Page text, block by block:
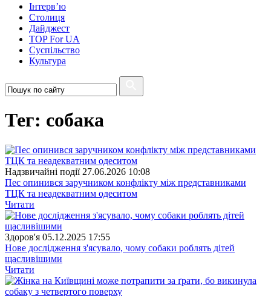
Інтерв’ю
Столиця
Дайджест
TOP For UA
Суспiльство
Культура
Тег: собака
Надзвичайні події 27.06.2026 10:08
Пес опинився заручником конфлікту між представниками
ТЦК та неадекватним одеситом
Читати
Здоров'я 05.12.2025 17:55
Нове дослідження з'ясувало, чому собаки роблять дітей
щасливішими
Читати